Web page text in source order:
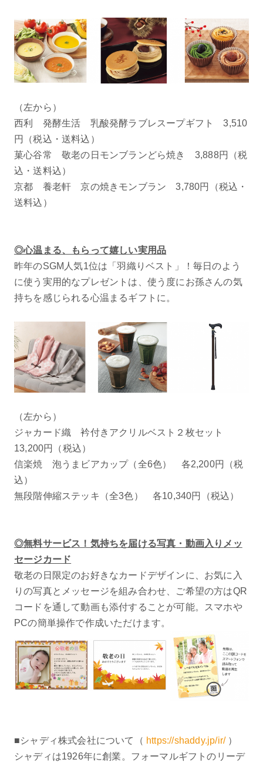
（左から）
西利 発酵生活 乳酸発酵ラブレスープギフト 3,510
円（税込・送料込）
菓心谷常 敬老の日モンブランどら焼き 3,888円（税
込・送料込）
京都 養老軒 京の焼きモンブラン 3,780円（税込・
送料込）
◎心温まる、もらって嬉しい実用品
昨年のSGM人気1位は「羽織りベスト」！毎日のよう
に使う実用的なプレゼントは、使う度にお孫さんの気
持ちを感じられる心温まるギフトに。
（左から）
ジャカード織 衿付きアクリルベスト２枚セット
13,200円（税込）
信楽焼 泡うまビアカップ（全6色） 各2,200円（税
込）
無段階伸縮ステッキ（全3色） 各10,340円（税込）
◎無料サービス！気持ちを届ける写真・動画入りメッ
セージカード
敬老の日限定のお好きなカードデザインに、お気に入
りの写真とメッセージを組み合わせ、ご希望の方はQR
コードを通して動画も添付することが可能。スマホや
PCの簡単操作で作成いただけます。
■シャディ株式会社について（ https://shaddy.jp/ir/）
シャディは1926年に創業。フォーマルギフトのリーデ